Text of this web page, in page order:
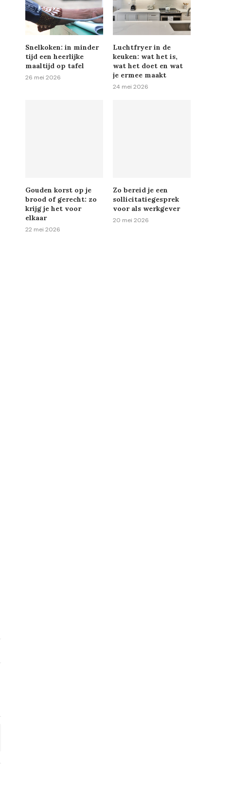
Snelkoken: in minder
tijd een heerlijke
maaltijd op tafel
26 mei 2026
Luchtfryer in de
keuken: wat het is,
wat het doet en wat
je ermee maakt
24 mei 2026
Gouden korst op je
brood of gerecht: zo
krijg je het voor
elkaar
22 mei 2026
Zo bereid je een
sollicitatiegesprek
voor als werkgever
20 mei 2026